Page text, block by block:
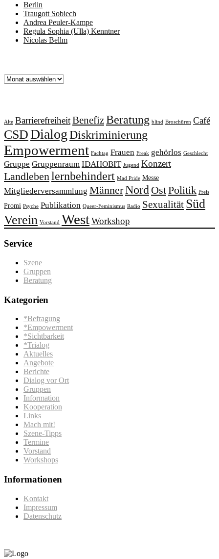
Berlin
Traugott Sobiech
Andrea Peuler-Kampe
Regula Sophia (Ulla) Kenntner
Nicolas Bellm
Archiv
Alte BarrierefreiheitBenefizBeratung blind Broschüren Café
CSDDialogDiskriminierung
Empowerment Fachtag Frauen Freak gehörlos Geschlecht
Gruppe Gruppenraum IDAHOBIT Jugend Konzert
Landlebenlernbehindert Mad Pride Messe
Mitgliederversammlung MännerNord OstPolitik Preis
Promi Psyche Publikation Queer-Feminismus Radio Sexualität Süd
Verein Vorstand WestWorkshop
Service
Szene
Gruppen
Beratung
Kategorien
*Befragung
*Empowerment
*Sichtbarkeit
*Trialog
Aktuelles
Angebote
Berichte
Dialog vor Ort
Gruppen
Information
Kooperation
Links
Mach mit!
Szene-Tipps
Termine
Vorstand
Workshops
Informationen
Kontakt
Impressum
Datenschutz